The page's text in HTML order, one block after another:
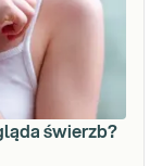
świerzb?